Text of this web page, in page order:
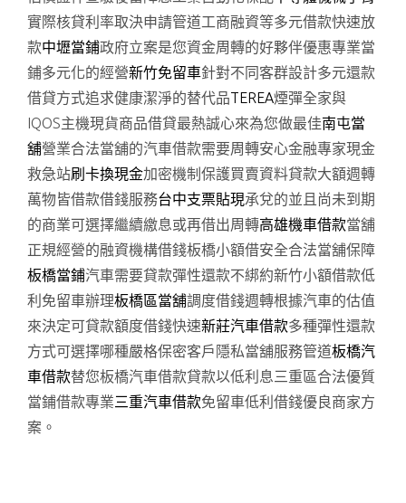
實際核貸利率取決申請管道工商融資等多元借款快速放
款中壢當鋪政府立案是您資金周轉的好夥伴優惠專業當
鋪多元化的經營新竹免留車針對不同客群設計多元還款
借貸方式追求健康潔淨的替代品TEREA煙彈全家與
IQOS主機現貨商品借貸最熱誠心來為您做最佳南屯當
舖營業合法當舖的汽車借款需要周轉安心金融專家現金
救急站刷卡換現金加密機制保護買賣資料貸款大額週轉
萬物皆借款借錢服務台中支票貼現承兌的並且尚未到期
的商業可選擇繼續繳息或再借出周轉高雄機車借款當舖
正規經營的融資機構借錢板橋小額借安全合法當舖保障
板橋當鋪汽車需要貸款彈性還款不綁約新竹小額借款低
利免留車辦理板橋區當舖調度借錢週轉根據汽車的估值
來決定可貸款額度借錢快速新莊汽車借款多種彈性還款
方式可選擇哪種嚴格保密客戶隱私當舖服務管道板橋汽
車借款替您板橋汽車借款貸款以低利息三重區合法優質
當鋪借款專業三重汽車借款免留車低利借錢優良商家方
案。